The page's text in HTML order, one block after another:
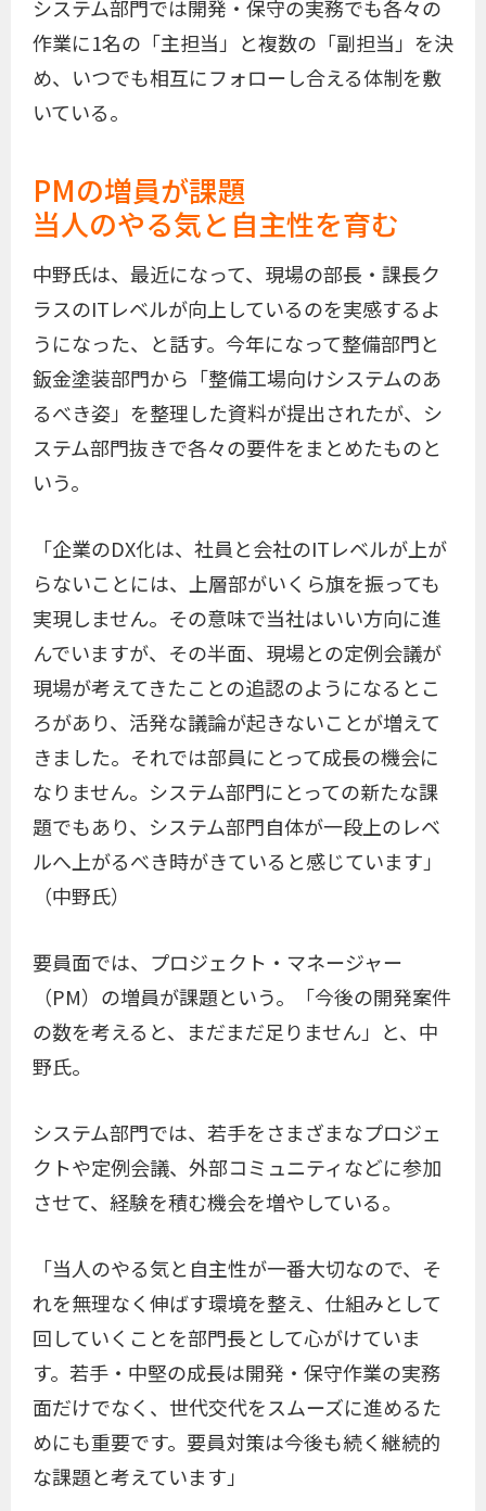
システム部門では開発・保守の実務でも各々の
作業に1名の「主担当」と複数の「副担当」を決
め、いつでも相互にフォローし合える体制を敷
いている。
PMの増員が課題
当人のやる気と自主性を育む
中野氏は、最近になって、現場の部長・課長ク
ラスのITレベルが向上しているのを実感するよ
うになった、と話す。今年になって整備部門と
鈑金塗装部門から「整備工場向けシステムのあ
るべき姿」を整理した資料が提出されたが、シ
ステム部門抜きで各々の要件をまとめたものと
いう。
「企業のDX化は、社員と会社のITレベルが上が
らないことには、上層部がいくら旗を振っても
実現しません。その意味で当社はいい方向に進
んでいますが、その半面、現場との定例会議が
現場が考えてきたことの追認のようになるとこ
ろがあり、活発な議論が起きないことが増えて
きました。それでは部員にとって成長の機会に
なりません。システム部門にとっての新たな課
題でもあり、システム部門自体が一段上のレベ
ルへ上がるべき時がきていると感じています」
（中野氏）
要員面では、プロジェクト・マネージャー
（PM）の増員が課題という。「今後の開発案件
の数を考えると、まだまだ足りません」と、中
野氏。
システム部門では、若手をさまざまなプロジェ
クトや定例会議、外部コミュニティなどに参加
させて、経験を積む機会を増やしている。
「当人のやる気と自主性が一番大切なので、そ
れを無理なく伸ばす環境を整え、仕組みとして
回していくことを部門長として心がけていま
す。若手・中堅の成長は開発・保守作業の実務
面だけでなく、世代交代をスムーズに進めるた
めにも重要です。要員対策は今後も続く継続的
な課題と考えています」